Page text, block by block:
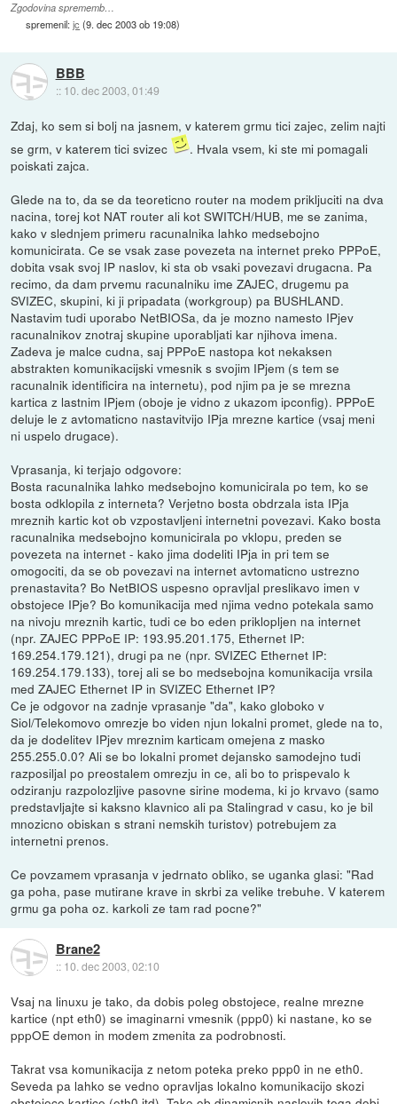
Zgodovina sprememb…
spremenil:jc (9. dec 2003 ob 19:08)
BBB
:: 10. dec 2003, 01:49
Zdaj, ko sem si bolj na jasnem, v katerem grmu tici zajec, zelim najti
se grm, v katerem tici svizec
. Hvala vsem, ki ste mi pomagali
poiskati zajca.
Glede na to, da se da teoreticno router na modem prikljuciti na dva
nacina, torej kot NAT router ali kot SWITCH/HUB, me se zanima,
kako v slednjem primeru racunalnika lahko medsebojno
komunicirata. Ce se vsak zase povezeta na internet preko PPPoE,
dobita vsak svoj IP naslov, ki sta ob vsaki povezavi drugacna. Pa
recimo, da dam prvemu racunalniku ime ZAJEC, drugemu pa
SVIZEC, skupini, ki ji pripadata (workgroup) pa BUSHLAND.
Nastavim tudi uporabo NetBIOSa, da je mozno namesto IPjev
racunalnikov znotraj skupine uporabljati kar njihova imena.
Zadeva je malce cudna, saj PPPoE nastopa kot nekaksen
abstrakten komunikacijski vmesnik s svojim IPjem (s tem se
racunalnik identificira na internetu), pod njim pa je se mrezna
kartica z lastnim IPjem (oboje je vidno z ukazom ipconfig). PPPoE
deluje le z avtomaticno nastavitvijo IPja mrezne kartice (vsaj meni
ni uspelo drugace).
Vprasanja, ki terjajo odgovore:
Bosta racunalnika lahko medsebojno komunicirala po tem, ko se
bosta odklopila z interneta? Verjetno bosta obdrzala ista IPja
mreznih kartic kot ob vzpostavljeni internetni povezavi. Kako bosta
racunalnika medsebojno komunicirala po vklopu, preden se
povezeta na internet - kako jima dodeliti IPja in pri tem se
omogociti, da se ob povezavi na internet avtomaticno ustrezno
prenastavita? Bo NetBIOS uspesno opravljal preslikavo imen v
obstojece IPje? Bo komunikacija med njima vedno potekala samo
na nivoju mreznih kartic, tudi ce bo eden priklopljen na internet
(npr. ZAJEC PPPoE IP: 193.95.201.175, Ethernet IP:
169.254.179.121), drugi pa ne (npr. SVIZEC Ethernet IP:
169.254.179.133), torej ali se bo medsebojna komunikacija vrsila
med ZAJEC Ethernet IP in SVIZEC Ethernet IP?
Ce je odgovor na zadnje vprasanje "da", kako globoko v
Siol/Telekomovo omrezje bo viden njun lokalni promet, glede na to,
da je dodelitev IPjev mreznim karticam omejena z masko
255.255.0.0? Ali se bo lokalni promet dejansko samodejno tudi
razposiljal po preostalem omrezju in ce, ali bo to prispevalo k
odziranju razpolozljive pasovne sirine modema, ki jo krvavo (samo
predstavljajte si kaksno klavnico ali pa Stalingrad v casu, ko je bil
mnozicno obiskan s strani nemskih turistov) potrebujem za
internetni prenos.
Ce povzamem vprasanja v jedrnato obliko, se uganka glasi: "Rad
ga poha, pase mutirane krave in skrbi za velike trebuhe. V katerem
grmu ga poha oz. karkoli ze tam rad pocne?"
Brane2
:: 10. dec 2003, 02:10
Vsaj na linuxu je tako, da dobis poleg obstojece, realne mrezne
kartice (npt eth0) se imaginarni vmesnik (ppp0) ki nastane, ko se
pppOE demon in modem zmenita za podrobnosti.
Takrat vsa komunikacija z netom poteka preko ppp0 in ne eth0.
Seveda pa lahko se vedno opravljas lokalno komunikacijo skozi